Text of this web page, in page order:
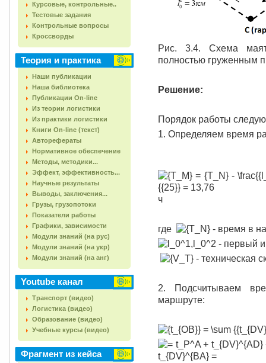
Курсовые, контрольные..
Тестовые задания
Контрольные вопросы
Кроссворды
Теория и практика
Наши публикации
Наша библиотека
Публикации On-line
Из теории логистики
Из практики логистики
Книги On-line (текст)
Авторефераты
Нормативное обеспечение
Методы, методики...
Эффект, эффективность...
Научные результаты
Выводы, заключения...
Грузы, грузопотоки
Показатели работы
Графики, зависимости
Модули знаний (на рус)
Модули знаний (на укр)
Модули знаний (на анг)
Youtube канал
Транспорт (видео)
Логистика (видео)
Образование (видео)
Учебные курсы (видео)
Фрагмент из кейса
Рис. 3.4. Схема
полностью груженным
Решение:
Порядок работы
1. Определяем время
ч
где
- время в
- первый и
- техническая
2. Подсчитываем
маршруте: